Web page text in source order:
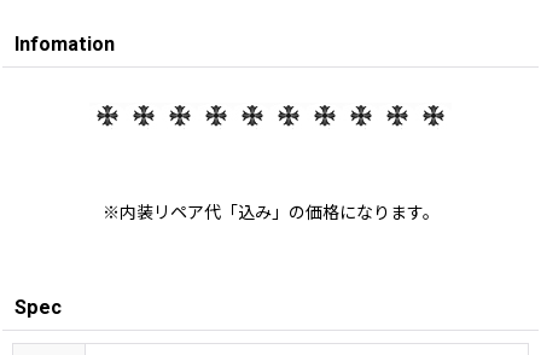
Infomation
※内装リペア代「込み」の価格になります。
Spec